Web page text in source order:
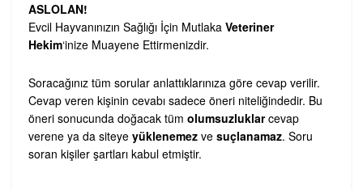
ASLOLAN!
Evcil Hayvanınızın Sağlığı İçin Mutlaka Veteriner
Hekim‘inize Muayene Ettirmenizdir.
Soracağınız tüm sorular anlattıklarınıza göre cevap verilir.
Cevap veren kişinin cevabı sadece öneri niteliğindedir. Bu
öneri sonucunda doğacak tüm olumsuzluklarcevap
verene ya da siteye yüklenemez ve suçlanamaz. Soru
soran kişiler şartları kabul etmiştir.